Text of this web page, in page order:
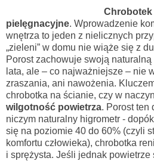
Chrobotek
pielęgnacyjne. Wprowadzenie
wnętrza to jeden z nielicznych
„zieleni” w domu nie wiąże się z
Porost zachowuje swoją
lata, ale – co najważniejsze – nie
zraszania, ani nawożenia.
chrobotka na ścianie, czy w
wilgotność powietrza. Porost ten
niczym naturalny higrometr -
się na poziomie 40 do 60% (czyli
komfortu człowieka), chrobotka
i sprężysta. Jeśli jednak powietrze